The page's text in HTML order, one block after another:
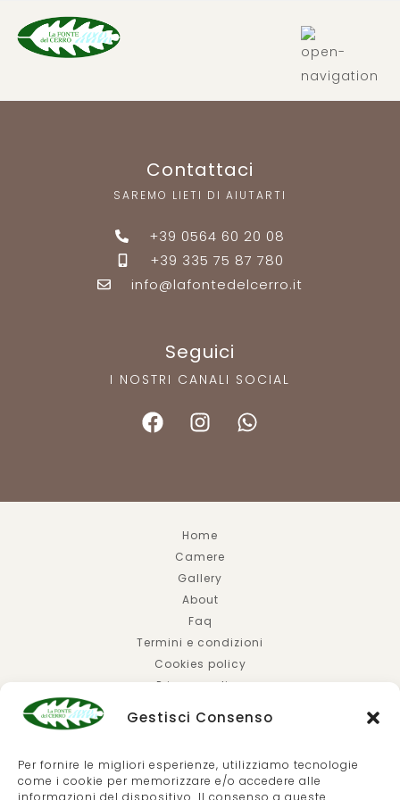
Gestisci Consenso
Per fornire le migliori esperienze, utilizziamo tecnologie
come i cookie per memorizzare e/o accedere alle
informazioni del dispositivo. Il consenso a queste
Contattaci
SAREMO LIETI DI AIUTARTI
+39 0564 60 20 08
+39 335 75 87 780
info@lafontedelcerro.it
Seguici
I NOSTRI CANALI SOCIAL
Home
Camere
Gallery
About
Faq
Termini e condizioni
Cookies policy
Privacy policy
© 2026 | HOTEL LA FONTE DEL CERRO SATURNIA |